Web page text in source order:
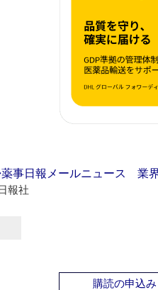
事日報メールニュース 業界
報社
購読の申込み